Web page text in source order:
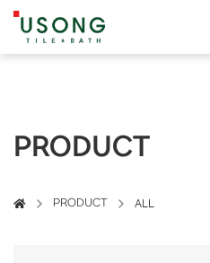
유송타일 & 바스
PRODUCT
PRODUCT ALL